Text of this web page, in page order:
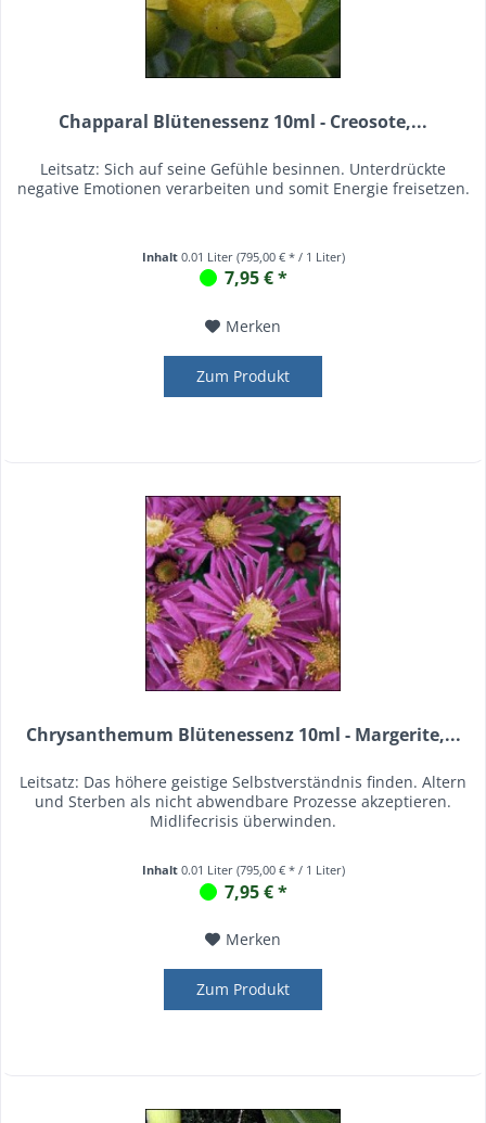
Chapparal Blütenessenz 10ml - Creosote,...
Leitsatz: Sich auf seine Gefühle besinnen. Unterdrückte
negative Emotionen verarbeiten und somit Energie freisetzen.
Inhalt 0.01 Liter (795,00 € * / 1 Liter)
7,95 € *
Merken
Zum Produkt
Chrysanthemum Blütenessenz 10ml - Margerite,...
Leitsatz: Das höhere geistige Selbstverständnis finden. Altern
und Sterben als nicht abwendbare Prozesse akzeptieren.
Midlifecrisis überwinden.
Inhalt 0.01 Liter (795,00 € * / 1 Liter)
7,95 € *
Merken
Zum Produkt